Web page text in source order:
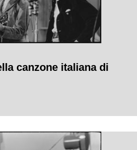
canzone italiana di